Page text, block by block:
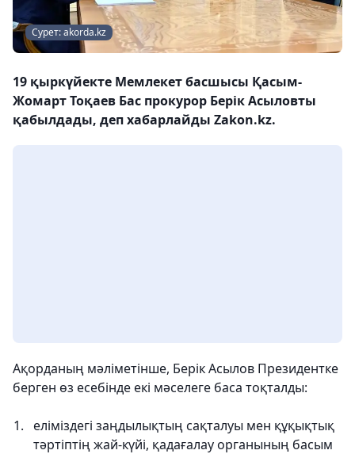
Сурет: akorda.kz
19 қыркүйекте Мемлекет басшысы Қасым-
Жомарт Тоқаев Бас прокурор Берік Асыловты
қабылдады, деп хабарлайды Zakon.kz.
Ақорданың мәліметінше, Берік Асылов Президентке
берген өз есебінде екі мәселеге баса тоқталды:
еліміздегі заңдылықтың сақталуы мен құқықтық
тәртіптің жай-күйі, қадағалау органының басым